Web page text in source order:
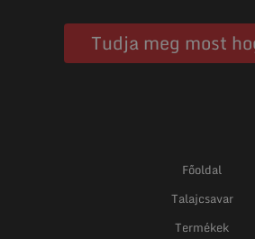
Tudja meg most
Főoldal
Talajcsavar
Termékek